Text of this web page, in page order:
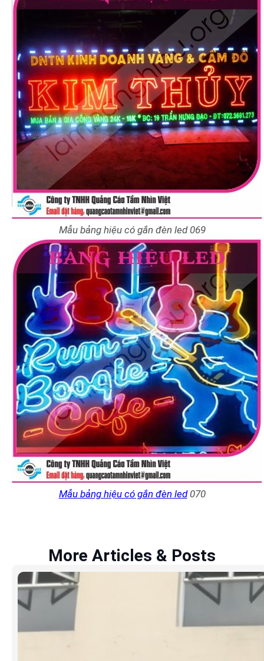
Mẫu bảng hiệu có gắn đèn led 069
Mẫu bảng hiệu có gắn đèn led070
More Articles & Posts